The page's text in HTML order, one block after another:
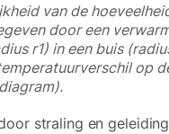
van de
door een
r1) in een buis
op
straling en